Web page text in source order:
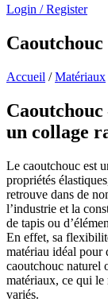
Login / Register
Caoutchouc
Accueil /Matériaux
C
un collage
Le caoutchouc est
propriétés
retrouve dans de
l’industrie et la
de tapis ou
En effet, sa
matériau idéal pour
caoutchouc naturel
matériaux, ce qui le
variés.